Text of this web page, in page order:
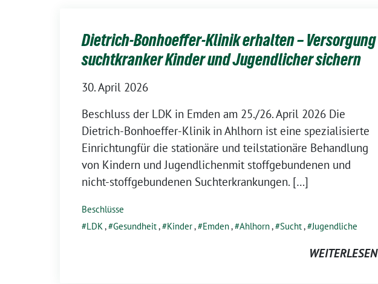
Dietrich-Bonhoeffer-Klinik erhalten – Versorgung
suchtkranker Kinder und Jugendlicher sichern
30. April 2026
Beschluss der LDK in Emden am 25./26. April 2026 Die
Dietrich-Bonhoeffer-Klinik in Ahlhorn ist eine spezialisierte
Einrichtungfür die stationäre und teilstationäre Behandlung
von Kindern und Jugendlichenmit stoffgebundenen und
nicht-stoffgebundenen Suchterkrankungen. […]
Beschlüsse
LDK, Gesundheit, Kinder, Emden, Ahlhorn, Sucht, Jugendliche
WEITERLESEN